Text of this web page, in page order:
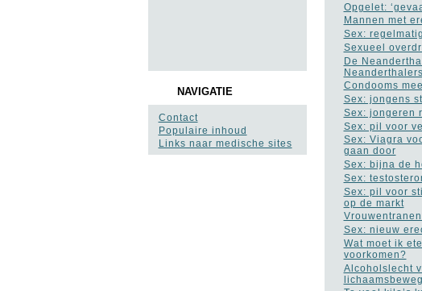
NAVIGATIE
Contact
Populaire inhoud
Links naar medische sites
Opgelet:
Mannen met
Sex:
Sexueel
De
Neanderthalers
Condooms
Sex: jongens
Sex: jongeren
Sex: pil voor
Sex: Viagra
gaan door
Sex: bijna de
Sex:
Sex: pil voor
op de markt
Sex: nieuw
Wat moet ik
voorkomen?
Alcoholslecht